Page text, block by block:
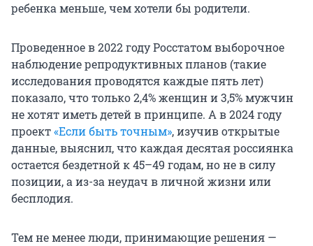
ребенка меньше, чем хотели бы родители.
Проведенное в 2022 году Росстатом выборочное
наблюдение репродуктивных планов (такие
исследования проводятся каждые пять лет)
показало, что только 2,4% женщин и 3,5% мужчин
не хотят иметь детей в принципе. А в 2024 году
проект«Если быть точным», изучив открытые
данные, выяснил, что каждая десятая россиянка
остается бездетной к 45–49 годам, но не в силу
позиции, а из-за неудач в личной жизни или
бесплодия.
Тем не менее люди, принимающие решения —